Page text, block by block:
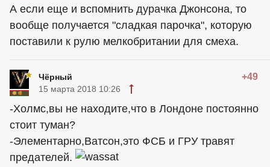
А если еще и вспомнить дурачка Джонсона, то
вообще получается "сладкая парочка", которую
поставили к рулю мелкобритании для смеха.
Чёрный +49
15 марта 2018 10:26
-Холмс,вы не находите,что в Лондоне постоянно
стоит туман?
-Элементарно,Ватсон,это ФСБ и ГРУ травят
предателей.